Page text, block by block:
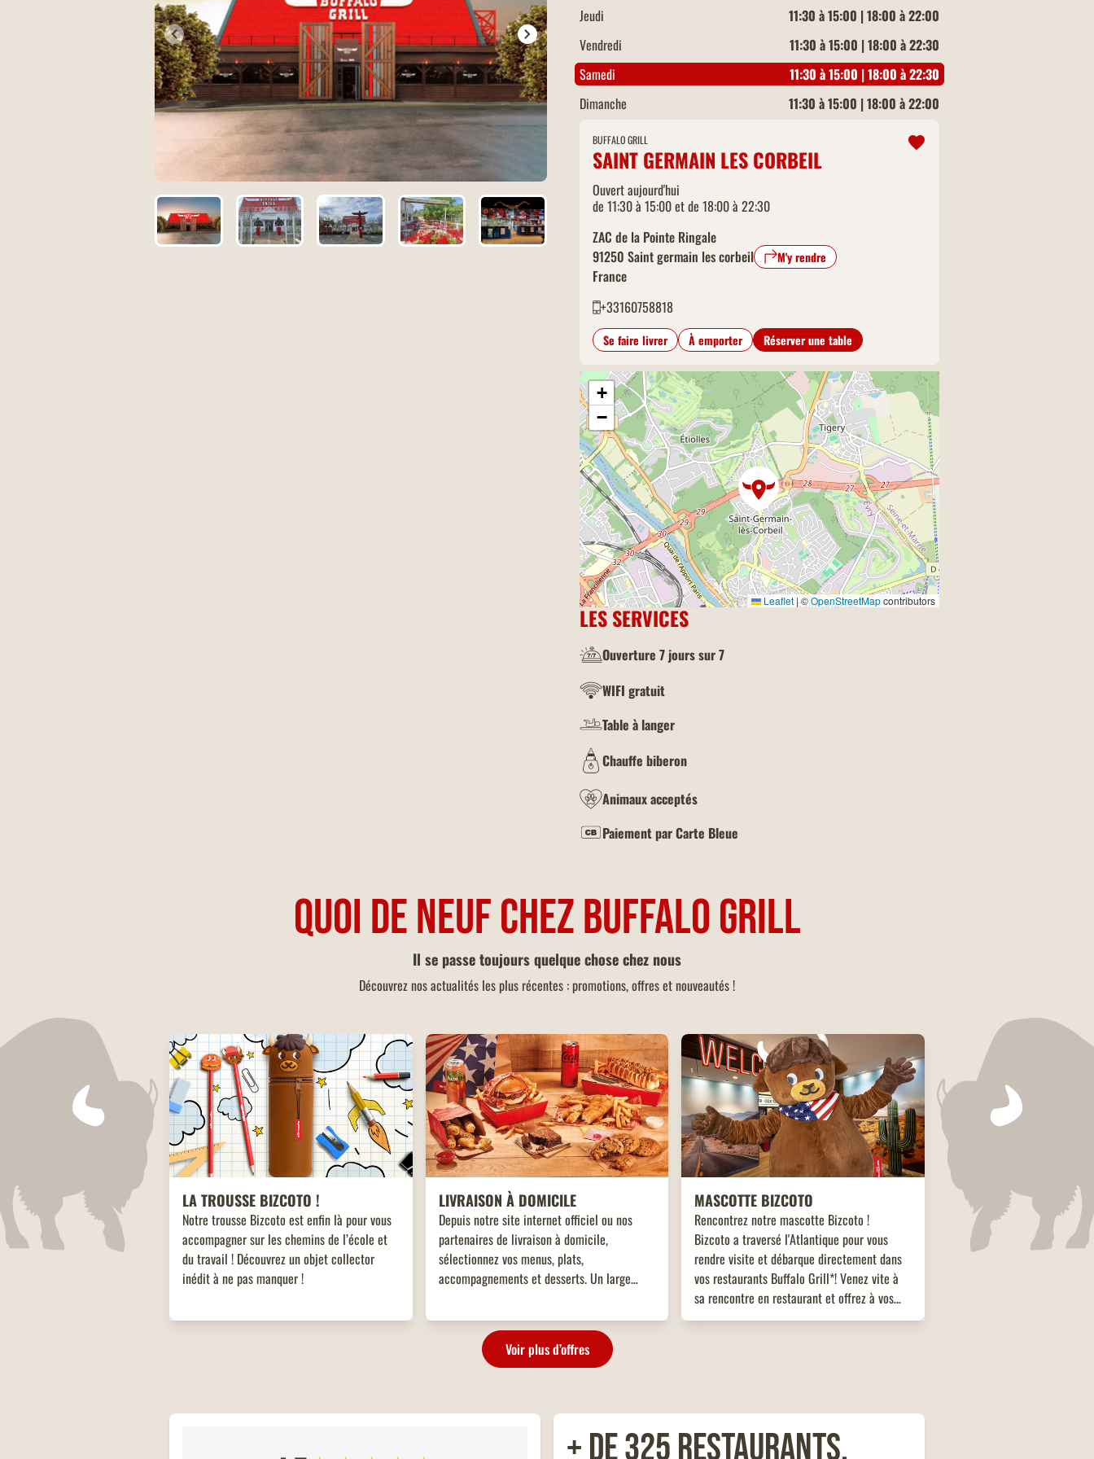
Jeudi
11:30 à 15:00 | 18:00 à 22:00
Vendredi
11:30 à 15:00 | 18:00 à 22:30
Samedi
11:30 à 15:00 | 18:00 à 22:30
Dimanche
11:30 à 15:00 | 18:00 à 22:00
BUFFALO GRILL
SAINT GERMAIN LES CORBEIL
Ouvert aujourd'hui
de 11:30 à 15:00 et de 18:00 à 22:30
ZAC de la Pointe Ringale
91250 Saint germain les corbeil
France
M'y rendre
+33160758818
Se faire livrer À emporter Réserver une table
+
−
Leaflet |©OpenStreetMapcontributors
LES SERVICES
Ouverture 7 jours sur 7
WIFI gratuit
Table à langer
Chauffe biberon
Animaux acceptés
Paiement par Carte Bleue
QUOI DE NEUF CHEZ BUFFALO GRILL
Il se passe toujours quelque chose chez nous
Découvrez nos actualités les plus récentes : promotions, offres et nouveautés !
LA TROUSSE BIZCOTO !
Notre trousse Bizcoto est enfin là pour vous
accompagner sur les chemins de l’école et
du travail ! Découvrez un objet collector
inédit à ne pas manquer !
LIVRAISON À DOMICILE
Depuis notre site internet officiel ou nos
partenaires de livraison à domicile,
sélectionnez vos menus, plats,
accompagnements et desserts. Un large
les envies !
MASCOTTE BIZCOTO
Rencontrez notre mascotte Bizcoto !
Bizcoto a traversé l'Atlantique pour vous
rendre visite et débarque directement dans
vos restaurants Buffalo Grill*! Venez vite à
sa rencontre en restaurant et offrez à vos
enfants une expérience unique et mémorable
Voir plus d’offres
+ de 325 restaurants,